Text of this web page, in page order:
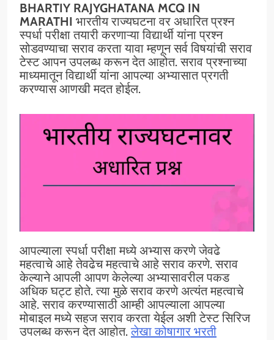
BHARTIY RAJYGHATANA MCQ IN
MARATHI भारतीय राज्यघटना वर अधारित प्रश्न
स्पर्धा परीक्षा तयारी करणाऱ्या विद्यार्थी यांना प्रश्न
सोडवण्याचा सराव करता यावा म्हणून सर्व विषयांची सराव
टेस्ट आपन उपलब्ध करून देत आहोत. सराव प्रश्नाच्या
माध्यमातून विद्यार्थी यांना आपल्या अभ्यासात प्रगती
करण्यास आणखी मदत होईल.
आपल्याला स्पर्धा परीक्षा मध्ये अभ्यास करणे जेवढे
महत्वाचे आहे तेवढेच महत्वाचे आहे सराव करणे. सराव
केल्याने आपली आपण केलेल्या अभ्यासावरील पकड
अधिक घट्ट होते. त्या मुळे सराव करणे अत्यंत महत्वाचे
आहे. सराव करण्यासाठी आम्ही आपल्याला आपल्या
मोबाइल मध्ये सहज सराव करता येईल अशी टेस्ट सिरिज
उपलब्ध करून देत आहोत.लेखा कोषागार भरती